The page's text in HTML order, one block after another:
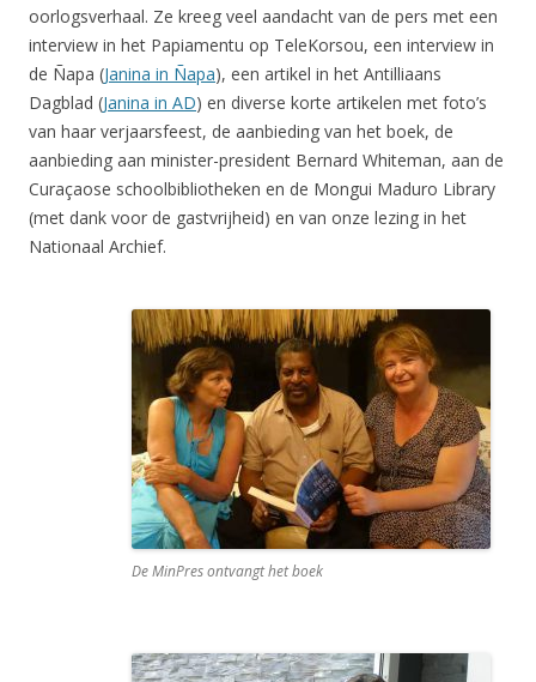
oorlogsverhaal. Ze kreeg veel aandacht van de pers met een
interview in het Papiamentu op TeleKorsou, een interview in
de Ñapa (Janina in Ñapa), een artikel in het Antilliaans
Dagblad (Janina in AD) en diverse korte artikelen met foto’s
van haar verjaarsfeest, de aanbieding van het boek, de
aanbieding aan minister-president Bernard Whiteman, aan de
Curaçaose schoolbibliotheken en de Mongui Maduro Library
(met dank voor de gastvrijheid) en van onze lezing in het
Nationaal Archief.
De MinPres ontvangt het boek